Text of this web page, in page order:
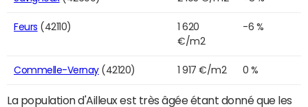
Feurs (42110)
1 620
€/m2
-6 %
Commelle-Vernay(42120) 1 917 €/m2 0 %
La population d'Ailleux est très âgée étant donné que les